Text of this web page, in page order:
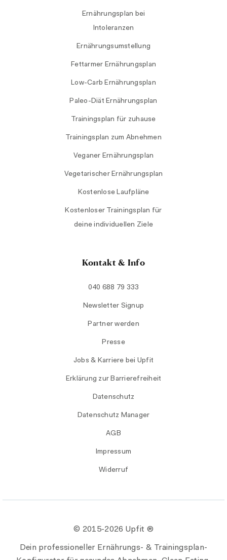
Ernährungsplan bei
Intoleranzen
Ernährungsumstellung
Fettarmer Ernährungsplan
Low-Carb Ernährungsplan
Paleo-Diät Ernährungsplan
Trainingsplan für zuhause
Trainingsplan zum Abnehmen
Veganer Ernährungsplan
Vegetarischer Ernährungsplan
Kostenlose Laufpläne
Kostenloser Trainingsplan für
deine individuellen Ziele
Kontakt & Info
040 688 79 333
Newsletter Signup
Partner werden
Presse
Jobs & Karriere bei Upfit
Erklärung zur Barrierefreiheit
Datenschutz
Datenschutz Manager
AGB
Impressum
Widerruf
© 2015-2026 Upfit ®
Dein professioneller Ernährungs- & Trainingsplan-